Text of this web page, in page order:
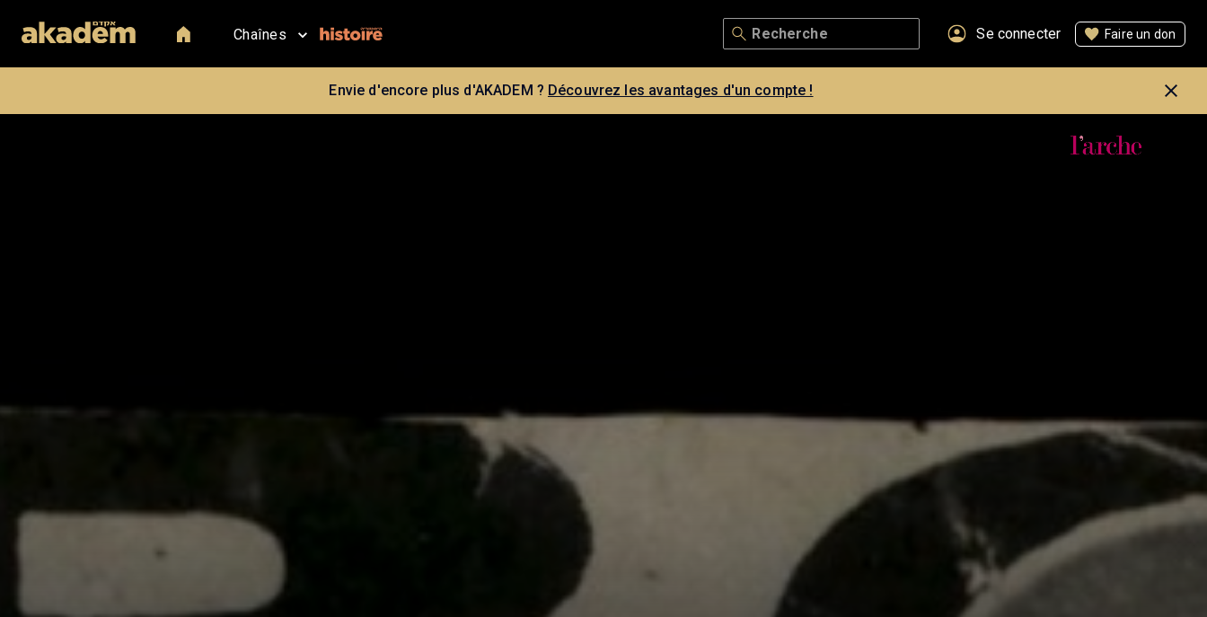
Chaînes Se connecter Faire un don
Envie d'encore plus d'AKADEM ? Découvrez les avantages d'un compte !